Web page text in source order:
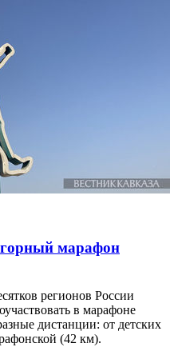
марафон
регионов России
в марафоне
дистанции: от детских
(42 км).